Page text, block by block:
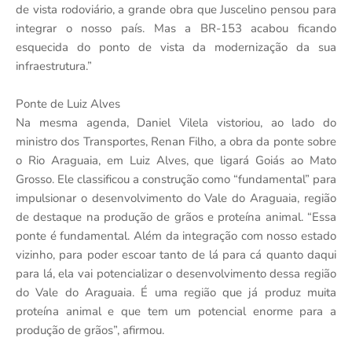
de vista rodoviário, a grande obra que Juscelino pensou para
integrar o nosso país. Mas a BR-153 acabou ficando
esquecida do ponto de vista da modernização da sua
infraestrutura.”
Ponte de Luiz Alves
Na mesma agenda, Daniel Vilela vistoriou, ao lado do
ministro dos Transportes, Renan Filho, a obra da ponte sobre
o Rio Araguaia, em Luiz Alves, que ligará Goiás ao Mato
Grosso. Ele classificou a construção como “fundamental” para
impulsionar o desenvolvimento do Vale do Araguaia, região
de destaque na produção de grãos e proteína animal. “Essa
ponte é fundamental. Além da integração com nosso estado
vizinho, para poder escoar tanto de lá para cá quanto daqui
para lá, ela vai potencializar o desenvolvimento dessa região
do Vale do Araguaia. É uma região que já produz muita
proteína animal e que tem um potencial enorme para a
produção de grãos”, afirmou.